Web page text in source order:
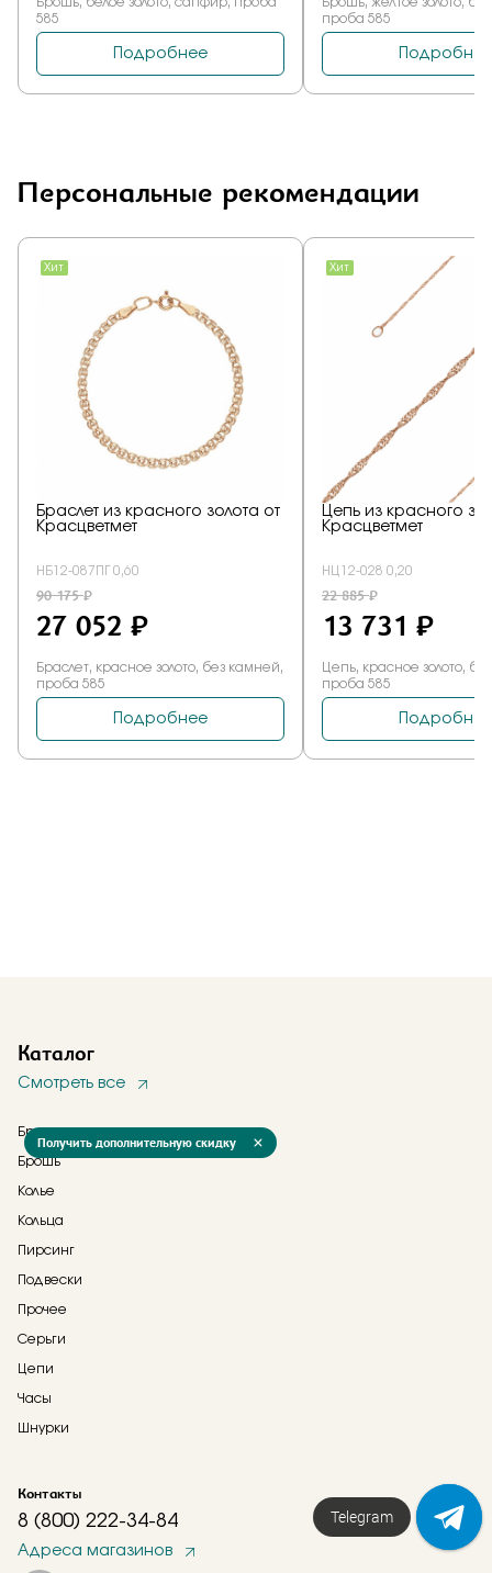
Персональные рекомендации
Каталог
Смотреть все
Браслеты
Брошь
Колье
Кольца
Пирсинг
Подвески
Прочее
Серьги
Цепи
Часы
Шнурки
Контакты
8 (800) 222-34-84
Адреса магазинов
Получить дополнительную скидку
Напишите нам!